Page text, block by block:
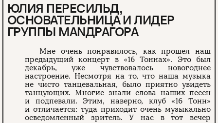
ЮЛИЯ ПЕРЕСИЛЬД,
ОСНОВАТЕЛЬНИЦА И ЛИДЕР
ГРУППЫ МАNДРАГОРА
Мне очень понравилось, как прошел наш
предыдущий концерт в «16 Тоннах». Это был
декабрь, уже чувствовалось новогоднее
настроение. Несмотря на то, что наша музыка
не чисто танцевальная, было приятно увидеть
танцующих. Многие знали слова наших песен
и подпевали. Этим, наверно, клуб «16 Тонн»
и отличается: туда приходит очень музыкально
осведомленный зритель. У нас в тот вечер